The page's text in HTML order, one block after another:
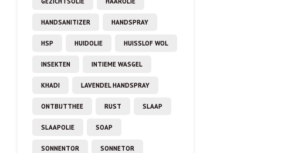
HANDSANITIZER HANDSPRAY
HSP HUIDOLIE HUISSLOF WOL
INSEKTEN INTIEME WASGEL
KHADI LAVENDEL HANDSPRAY
ONTBIJTTHEE RUST SLAAP
SLAAPOLIE SOAP
SONNENTOR SONNETOR